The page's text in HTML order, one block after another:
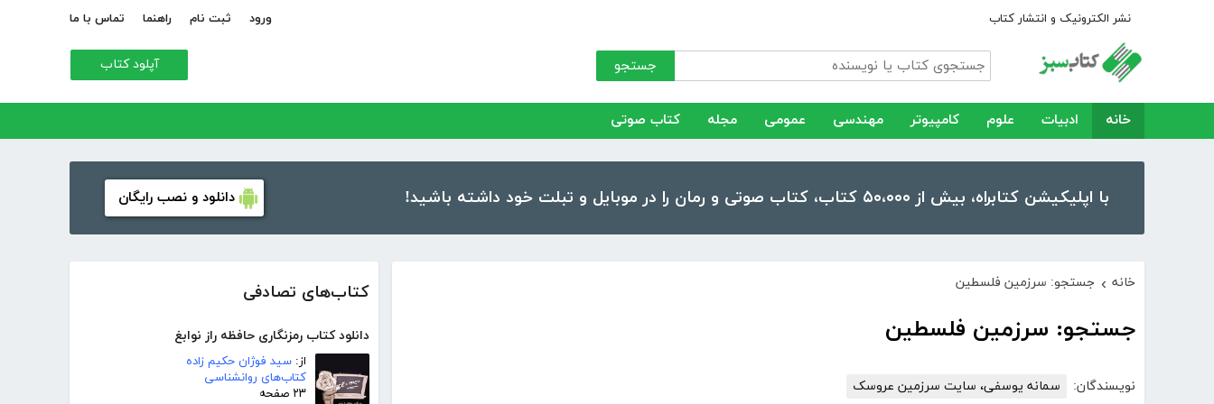
نشر الکترونیک و انتشار کتاب ورود ثبت نام راهنما تماس با ما
جستجو آپلود کتاب
خانه ادبیات علوم کامپیوتر مهندسی عمومی مجله کتاب صوتی
با اپلیکیشن کتابراه، بیش از ۵۰،۰۰۰ کتاب، کتاب صوتی و رمان را در موبایل و تبلت خود داشته باشید! دانلود و نصب رایگان
کتاب‌های تصادفی
دانلود کتاب رمزنگاری حافظه راز نوابغ
از: سید فوژان حکیم زاده
کتاب‌های روانشناسی
۲۳ صفحه
خانه › جستجو: سرزمین فلسطین
جستجو: سرزمین فلسطین
نویسندگان: سمانه یوسفی، سایت سرزمین عروسک